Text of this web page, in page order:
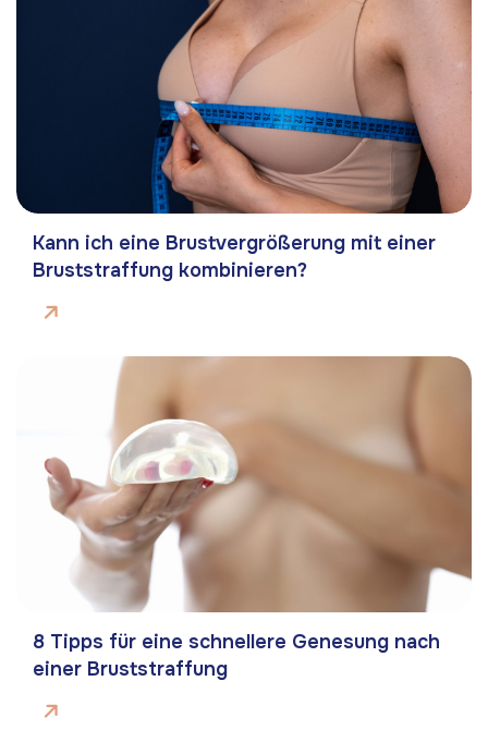
Kann ich eine Brustvergrößerung mit einer
Bruststraffung kombinieren?
8 Tipps für eine schnellere Genesung nach
einer Bruststraffung